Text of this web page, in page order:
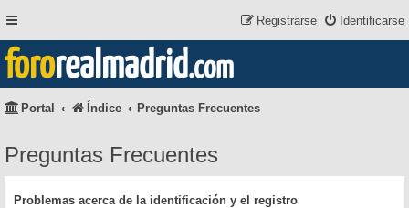
Identificarse
Registrarse
fororealmadrid.com
Portal Índice Preguntas Frecuentes
Preguntas Frecuentes
Problemas acerca de la identificación y el registro